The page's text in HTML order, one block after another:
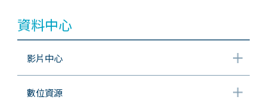
資料中心
影片中心
數位資源